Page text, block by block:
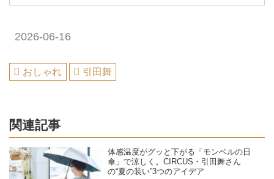
2026-06-16
おしゃれ 引田舞
関連記事
体感温度がグッと下がる「モンベルの日
傘」で涼しく。CIRCUS・引田舞さん
の“夏の装い”3つのアイデア